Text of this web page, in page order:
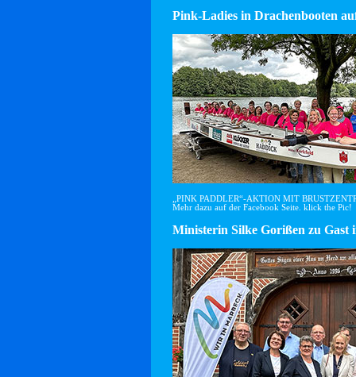
Pink-Ladies in Drachenbooten
„PINK PADDLER“-AKTION MIT
Mehr dazu auf der Facebook Seite. klick the Pic!
Ministerin Silke Gorißen zu Gast